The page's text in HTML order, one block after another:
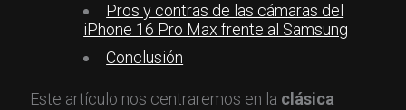
Pros y contras de las cámaras del
iPhone 16 Pro Max frente al Samsung
Conclusión
Este artículo nos centraremos en la clásica